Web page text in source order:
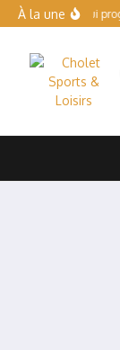
Aller au contenu
À la uneSports qui